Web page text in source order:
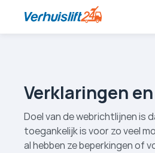
naar
content
naar
footer
Verklaringen
Doel van de webrichtlijnen is
toegankelijk is voor zo veel
al hebben ze beperkingen of